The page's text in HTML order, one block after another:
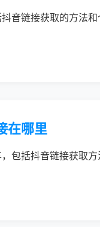
音链接获取的方法
在哪里
包括抖音链接获取